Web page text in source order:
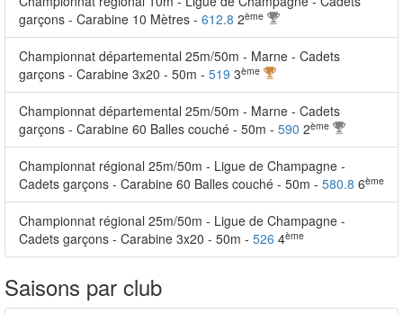
garçons - Carabine 10 Mètres - 612.8 2ème
Championnat départemental 25m/50m - Marne - Cadets
garçons - Carabine 3x20 - 50m - 519 3ème
Championnat départemental 25m/50m - Marne - Cadets
garçons - Carabine 60 Balles couché - 50m - 590 2ème
Championnat régional 25m/50m - Ligue de Champagne -
Cadets garçons - Carabine 60 Balles couché - 50m - 580.8 6ème
Championnat régional 25m/50m - Ligue de Champagne -
Cadets garçons - Carabine 3x20 - 50m - 526 4ème
Saisons par club